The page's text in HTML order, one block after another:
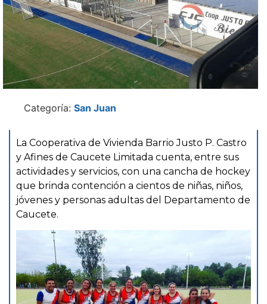
Categoría: San Juan
La Cooperativa de Vivienda Barrio Justo P. Castro
y Afines de Caucete Limitada cuenta, entre sus
actividades y servicios, con una cancha de hockey
que brinda contención a cientos de niñas, niños,
jóvenes y personas adultas del Departamento de
Caucete.